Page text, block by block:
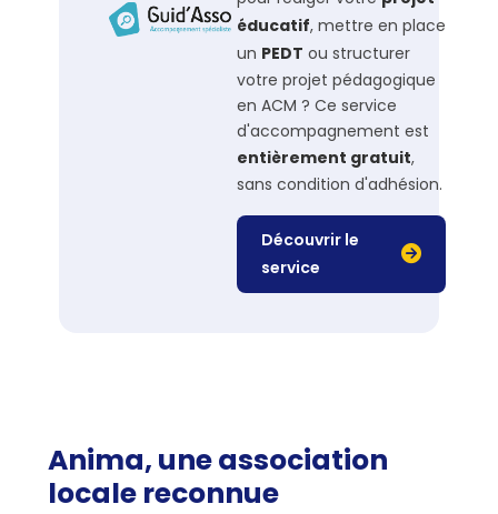
éducatif, mettre en place
un PEDT ou structurer
votre projet pédagogique
en ACM ? Ce service
d'accompagnement est
entièrement gratuit,
sans condition d'adhésion.
Découvrir le
service
Anima, une association
locale reconnue